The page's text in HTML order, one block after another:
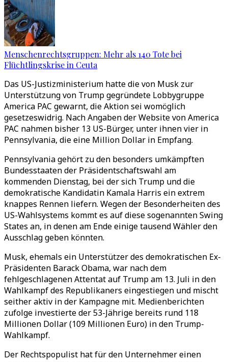
Menschenrechtsgruppen: Mehr als 140 Tote bei
Flüchtlingskrise in Ceuta
Das US-Justizministerium hatte die von Musk zur
Unterstützung von Trump gegründete Lobbygruppe
America PAC gewarnt, die Aktion sei womöglich
gesetzeswidrig. Nach Angaben der Website von America
PAC nahmen bisher 13 US-Bürger, unter ihnen vier in
Pennsylvania, die eine Million Dollar in Empfang.
Pennsylvania gehört zu den besonders umkämpften
Bundesstaaten der Präsidentschaftswahl am
kommenden Dienstag, bei der sich Trump und die
demokratische Kandidatin Kamala Harris ein extrem
knappes Rennen liefern. Wegen der Besonderheiten des
US-Wahlsystems kommt es auf diese sogenannten Swing
States an, in denen am Ende einige tausend Wähler den
Ausschlag geben könnten.
Musk, ehemals ein Unterstützer des demokratischen Ex-
Präsidenten Barack Obama, war nach dem
fehlgeschlagenen Attentat auf Trump am 13. Juli in den
Wahlkampf des Republikaners eingestiegen und mischt
seither aktiv in der Kampagne mit. Medienberichten
zufolge investierte der 53-Jährige bereits rund 118
Millionen Dollar (109 Millionen Euro) in den Trump-
Wahlkampf.
Der Rechtspopulist hat für den Unternehmer einen